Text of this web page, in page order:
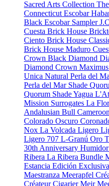
Sacred Arts Collection
Connecticut Escobar
Black Escobar Sampler
Cuesta Brick House
Ciento Brick House
Brick House Maduro
Crown Black Diamond
Diamond Crown Maximus
Unica Natural Perla del
Perla del Mar Shade
Quorum ShadeYagua
Mission Surrogates La
Andalusian Bull
Colorado Oscuro
Nox La Volcada Ligero
Ligero 707 L-Granú Oro
30th Anniversary Humidor
Ribera La Ribera Bundle
Estancia Edición Exclusiva
Maestranza Meerapfel
Créateur Cigarier Meir